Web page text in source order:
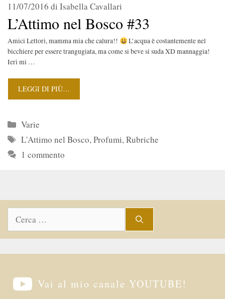
L’Attimo nel Bosco #33
11/07/2016 di Isabella Cavallari
Amici Lettori, mamma mia che calura!!
L’acqua è costantemente nel
bicchiere per essere trangugiata, ma come si beve si suda XD mannaggia!
Ieri mi …
LEGGI DI PIÙ…
Categorie
Varie
Tag
L'Attimo nel Bosco,Profumi,Rubriche
1 commento
Vai al mio canale YOUTUBE!